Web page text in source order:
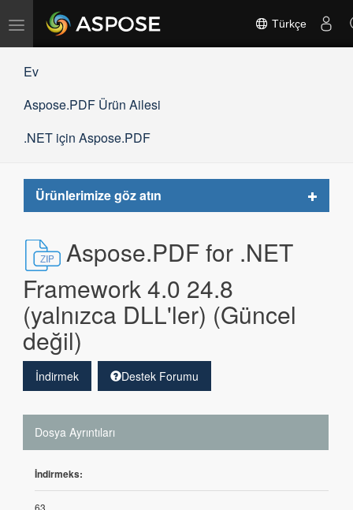
Gezinmeyi
Türkçe
Ev
Aspose.PDF Ürün Ailesi
.NET için Aspose.PDF
Ürünlerimize göz atın
Toggle
Aspose.PDF for .NET
Framework 4.0 24.8
(yalnızca DLL'ler) (Güncel
değil)
İndirmek Destek Forumu
Dosya Ayrıntıları
İndirmeks:
63